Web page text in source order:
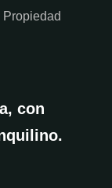
con